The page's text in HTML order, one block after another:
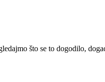
što se to dogodilo,